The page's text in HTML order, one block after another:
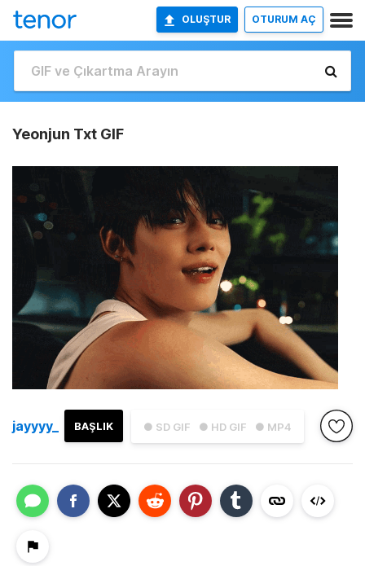
OLUŞTUR OTURUM AÇ
Yeonjun Txt GIF
● SD GIF ● HD GIF ● MP4
BAŞLIK
jayyyy_